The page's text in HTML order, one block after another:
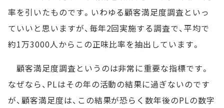
率を引いたものです。いわゆる顧客満足度調査といっ
ていいと思いますが、毎年2回実施する調査で、平均で
約1万3000人からこの正味比率を抽出しています。
顧客満足度調査というのは非常に重要な指標です。
なぜなら、PLはその年の活動の結果に過ぎないのです
が、顧客満足度は、この結果が恐らく数年後のPLの数字